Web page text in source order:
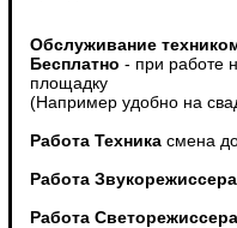
Обслуживание
Бесплатно - при работе
площадку
(Например удобно на
Работа Техника смена
Работа Звукорежиссера
Работа Светорежиссера